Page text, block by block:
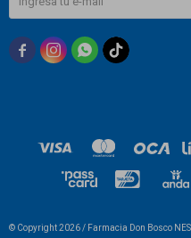
  
© Copyright 2026 / Farmacia Don Bosco